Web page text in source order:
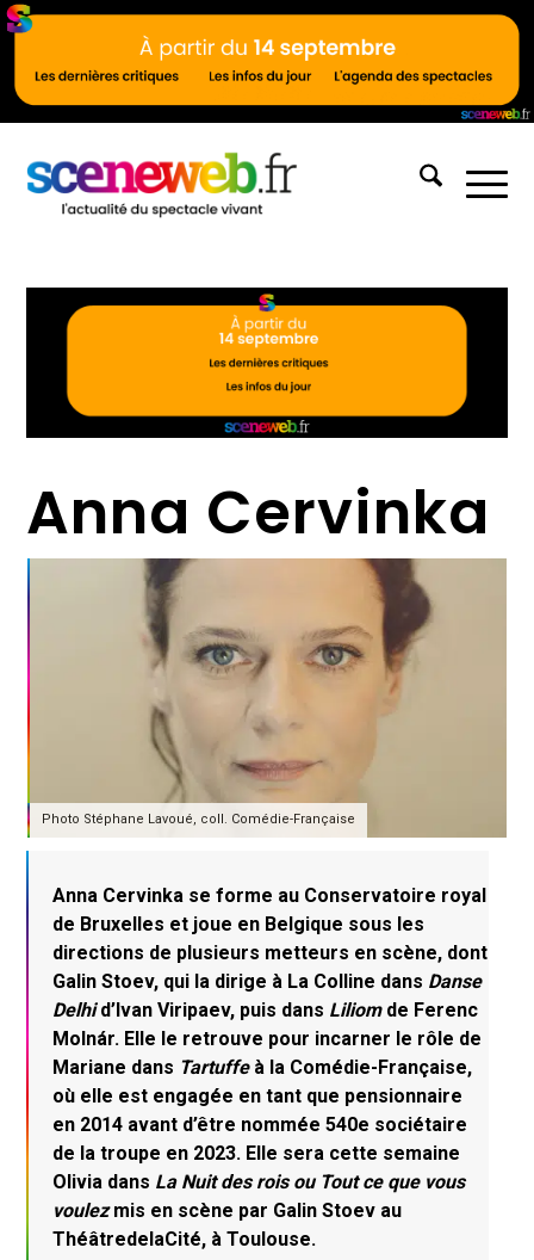
Anna Cervinka
Photo Stéphane Lavoué, coll. Comédie-Française
Anna Cervinka se forme au Conservatoire royal
de Bruxelles et joue en Belgique sous les
directions de plusieurs metteurs en scène, dont
Galin Stoev, qui la dirige à La Colline dans Danse
Delhid’Ivan Viripaev, puis dans Liliomde Ferenc
Molnár. Elle le retrouve pour incarner le rôle de
Mariane dans Tartuffeà la Comédie-Française,
où elle est engagée en tant que pensionnaire
en 2014 avant d’être nommée 540e sociétaire
de la troupe en 2023. Elle sera cette semaine
Olivia dans La Nuit des rois ou Tout ce que vous
voulezmis en scène par Galin Stoev au
ThéâtredelaCité, à Toulouse.